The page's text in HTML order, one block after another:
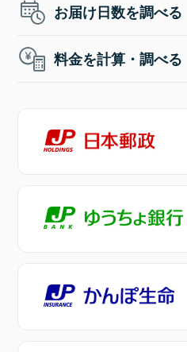
お届け日数を調べる
料金を計算・調べる